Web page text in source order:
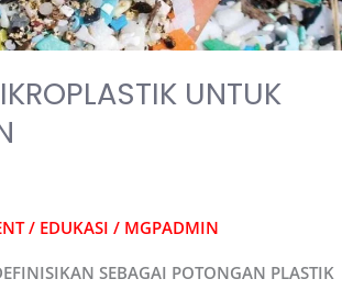
UNTUK
/ EDUKASI / MGPADMIN
SEBAGAI POTONGAN PLASTIK